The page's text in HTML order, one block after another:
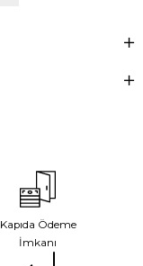
Kapıda Ödeme
İmkanı